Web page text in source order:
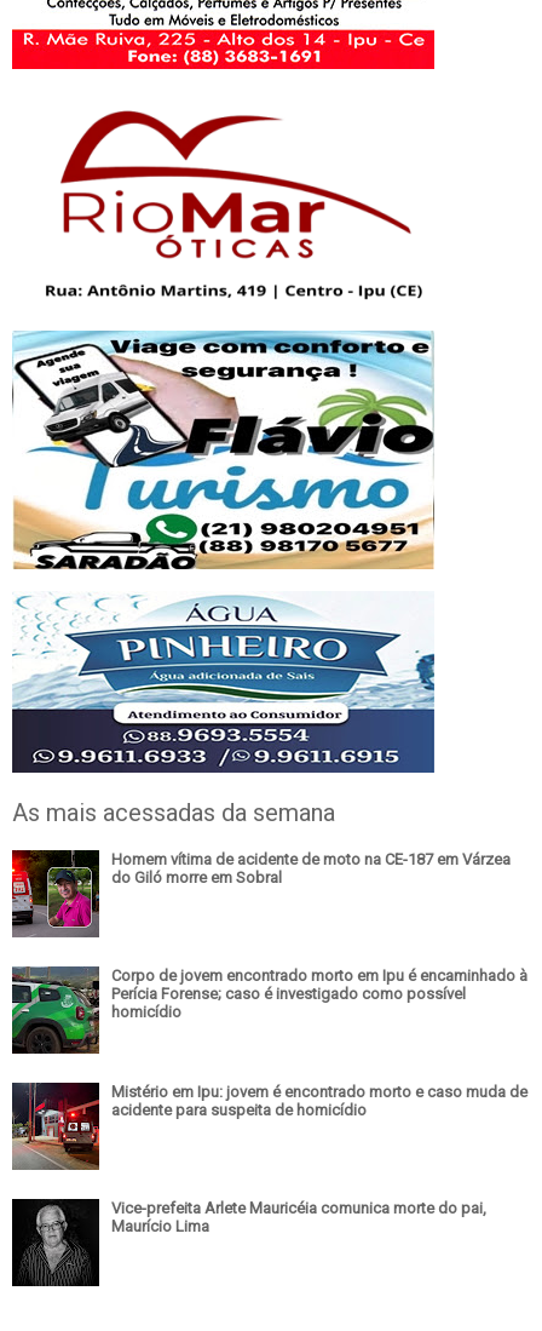
As mais acessadas da semana
Homem vítima de acidente de moto na CE-187 em Várzea
do Giló morre em Sobral
Corpo de jovem encontrado morto em Ipu é encaminhado à
Perícia Forense; caso é investigado como possível
homicídio
Mistério em Ipu: jovem é encontrado morto e caso muda de
acidente para suspeita de homicídio
Vice-prefeita Arlete Mauricéia comunica morte do pai,
Maurício Lima